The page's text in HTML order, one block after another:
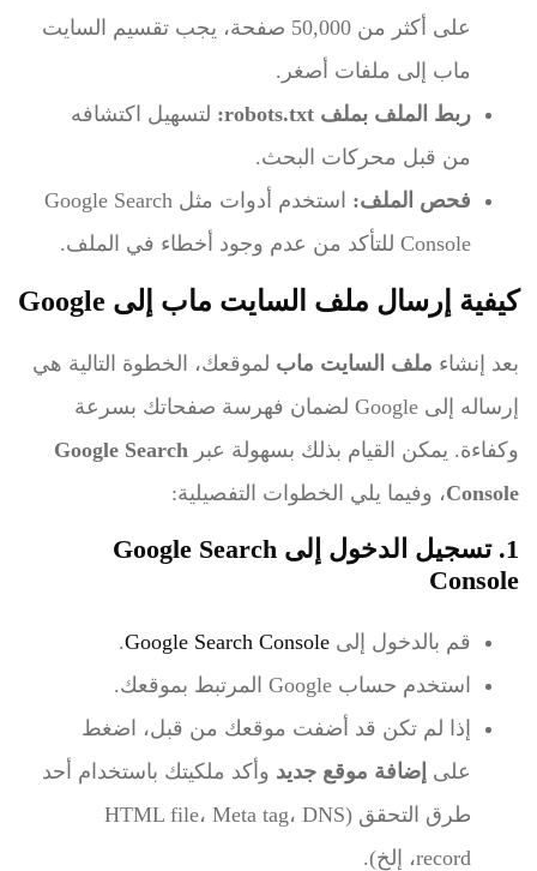
على أكثر من 50,000 صفحة، يجب تقسيم السايت
ماب إلى ملفات أصغر.
ربط الملف بملف robots.txt:
لتسهيل اكتشافه
من قبل محركات البحث.
فحص الملف:
استخدم أدوات مثل Google Search
Console للتأكد من عدم وجود أخطاء في الملف.
كيفية إرسال ملف السايت ماب إلى Google
بعد إنشاء ملف السايت ماب لموقعك، الخطوة التالية هي
إرساله إلى Google لضمان فهرسة صفحاتك بسرعة
وكفاءة. يمكن القيام بذلك بسهولة عبر Google Search
Console، وفيما يلي الخطوات التفصيلية:
1. تسجيل الدخول إلى Google Search
Console
قم بالدخول إلى Google Search Console
.
استخدم حساب Google المرتبط بموقعك.
إذا لم تكن قد أضفت موقعك من قبل، اضغط
على إضافة موقع جديد وأكد ملكيتك باستخدام أحد
طرق التحقق (HTML file، Meta tag، DNS
record، إلخ).